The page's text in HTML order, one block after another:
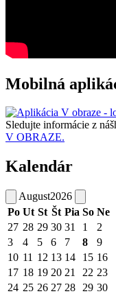
Mobilná
Sledujte informácie z
V OBRAZE.
Kalendár
August2026
Po Ut St Št Pia So Ne
27 28 29 30 31 1
2
3
4 5 6 7 8
9
10 11 12 13 14 15 16
17 18 19 20 21 22 23
24 25 26 27 28 29 30